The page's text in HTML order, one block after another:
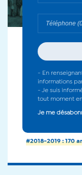
#2018-2019 : 170
01 août 2019
170e
l'esclavage
2019 année
Les